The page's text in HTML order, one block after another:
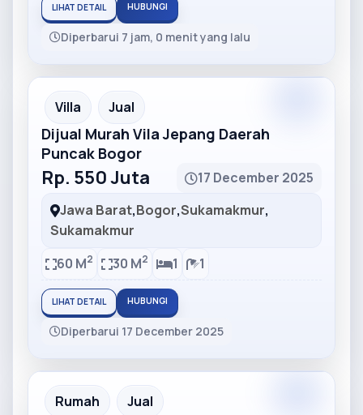
LIHAT DETAIL HUBUNGI
Diperbarui 7 jam, 0 menit yang lalu
Partner Ad
Villa Jual
Dijual Murah Vila Jepang Daerah
Puncak Bogor
Rp. 550 Juta
17 December 2025
Jawa Barat,Bogor,Sukamakmur,
Sukamakmur
60 M2 30 M2 1 1
LIHAT DETAIL HUBUNGI
Diperbarui 17 December 2025
Partner Ad
Rumah Jual